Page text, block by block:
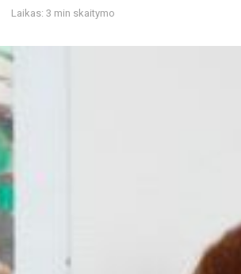
Laikas: 3 min skaitymo